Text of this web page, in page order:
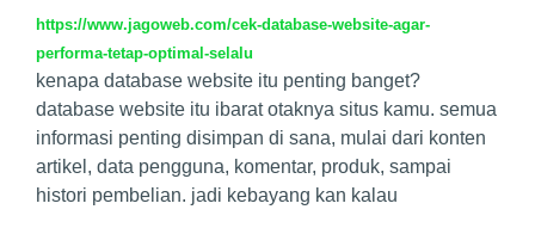
https://www.jagoweb.com/cek-database-website-agar-
performa-tetap-optimal-selalu
kenapa database website itu penting banget?
database website itu ibarat otaknya situs kamu. semua
informasi penting disimpan di sana, mulai dari konten
artikel, data pengguna, komentar, produk, sampai
histori pembelian. jadi kebayang kan kalau